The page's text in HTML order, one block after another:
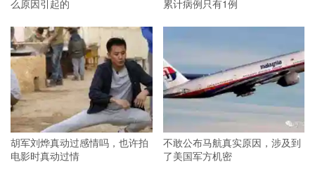
么原因引起的
累计病例只有1例
胡军刘烨真动过感情吗，也许拍
电影时真动过情
不敢公布马航真实原因，涉及到
了美国军方机密